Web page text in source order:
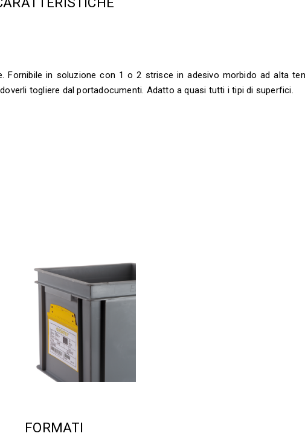
Fornibile in soluzione con 1 o 2 strisce in adesivo morbido ad alta
togliere dal portadocumenti. Adatto a quasi tutti i tipi di superfici.
FORMATI